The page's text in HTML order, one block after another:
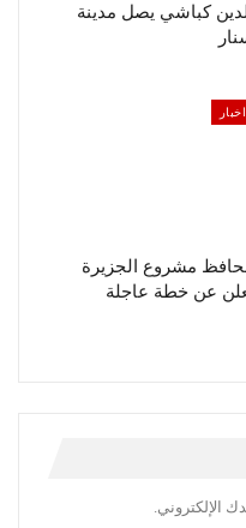
كباشي يصل مدينة
اخبار
مشروع الجزيرة
عن خطة عاجلة
الإلكتروني.